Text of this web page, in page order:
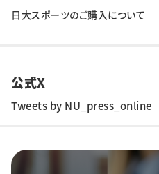
日大スポーツのご購入について
公式X
Tweets by NU_press_online